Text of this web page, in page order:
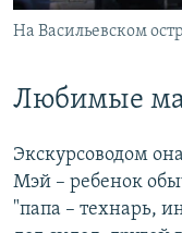
На Васильевском
Любимые
Экскурсоводом
Мэй – ребенок
"папа – технарь,